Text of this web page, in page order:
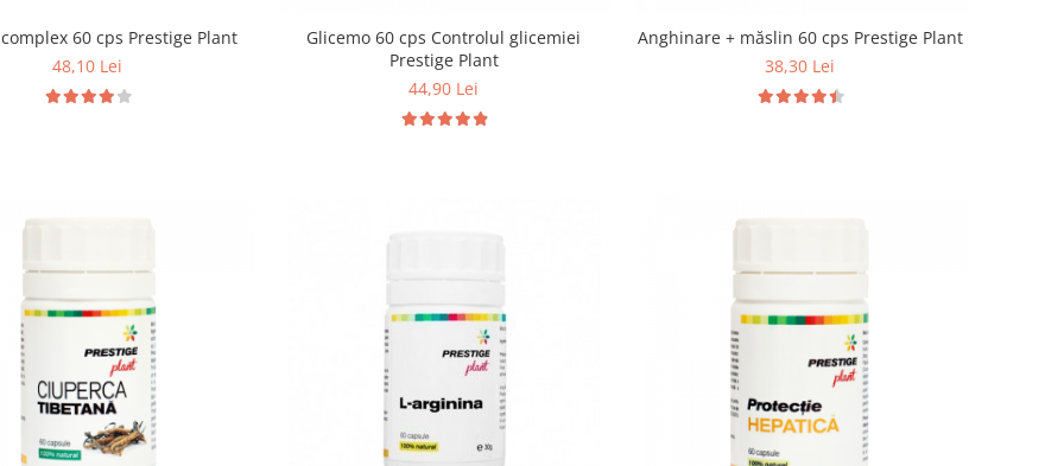
Tămâie complex 60 cps Prestige Plant
48,10 Lei
Glicemo 60 cps Controlul glicemiei
Prestige Plant
44,90 Lei
Anghinare + măslin 60 cps Prestige Plant
38,30 Lei